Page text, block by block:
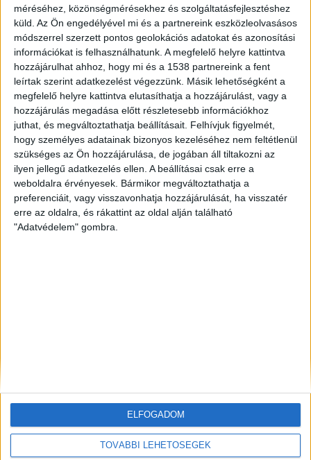
méréséhez, közönségmérésekhez és szolgáltatásfejlesztéshez
küld. Az Ön engedélyével mi és a partnereink eszközleolvasásos
módszerrel szerzett pontos geolokációs adatokat és azonosítási
információkat is felhasználhatunk. A megfelelő helyre kattintva
hozzájárulhat ahhoz, hogy mi és a 1538 partnereink a fent
leírtak szerint adatkezelést végezzünk. Másik lehetőségként a
megfelelő helyre kattintva elutasíthatja a hozzájárulást, vagy a
hozzájárulás megadása előtt részletesebb információkhoz
juthat, és megváltoztathatja beállításait. Felhívjuk figyelmét,
hogy személyes adatainak bizonyos kezeléséhez nem feltétlenül
szükséges az Ön hozzájárulása, de jogában áll tiltakozni az
ilyen jellegű adatkezelés ellen. A beállításai csak erre a
weboldalra érvényesek. Bármikor megváltoztathatja a
preferenciáit, vagy visszavonhatja hozzájárulását, ha visszatér
erre az oldalra, és rákattint az oldal alján található
"Adatvédelem" gombra.
TOVÁBBI LEHETŐSÉGEK
ELFOGADOM
FRISS HÍREK
ZÖLDINFÓ 16 óra telt el a létrehozás óta
A hőség miatt veszélyesen megemelkedett a
talajközeli ózon szintje
ZÖLDINFÓ 17 óra telt el a létrehozás óta
Rekordhőség és történelmi aszály sújtja
Horvátországot, a folyók apadnak
ZÖLDINFÓ 18 óra telt el a létrehozás óta
Vízszolgáltatókat támadtak hackerek az Egyesült
Államokban
ZÖLDINFÓ 18 óra telt el a létrehozás óta
LED-világítás, optimalizált hangtechnika: így